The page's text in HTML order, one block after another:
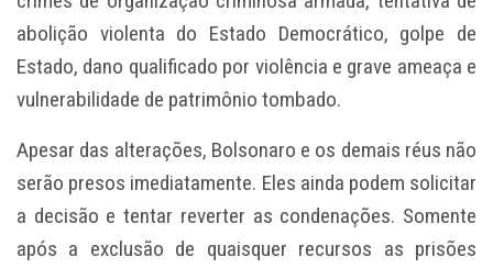
abolição violenta do Estado Democrático, golpe de
Estado, dano qualificado por violência e grave ameaça e
vulnerabilidade de patrimônio tombado.
Apesar das alterações, Bolsonaro e os demais réus não
serão presos imediatamente. Eles ainda podem solicitar
a decisão e tentar reverter as condenações. Somente
após a exclusão de quaisquer recursos as prisões